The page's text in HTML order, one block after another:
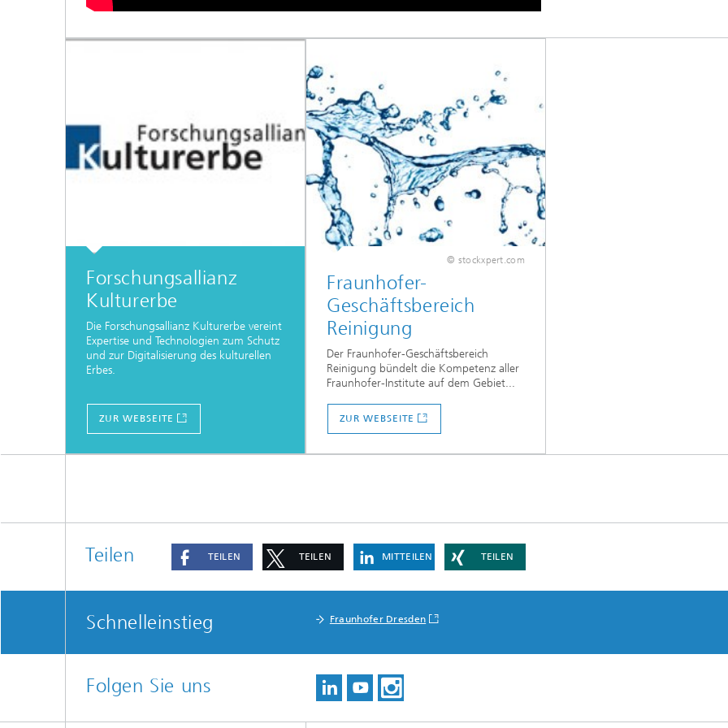
Forschungsallianz
Kulturerbe
Die Forschungsallianz Kulturerbe vereint
Expertise und Technologien zum Schutz
und zur Digitalisierung des kulturellen
Erbes.
ZUR WEBSEITE
© stockxpert.com
Fraunhofer-
Geschäftsbereich
Reinigung
Der Fraunhofer-Geschäftsbereich
Reinigung bündelt die Kompetenz aller
Fraunhofer-Institute auf dem Gebiet...
ZUR WEBSEITE
Teilen TEILEN TEILEN MITTEILEN TEILEN
Schnelleinstieg Fraunhofer Dresden
Folgen Sie uns